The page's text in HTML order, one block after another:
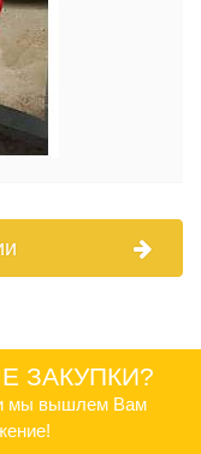
ЗАКУПКИ?
мы вышлем Вам